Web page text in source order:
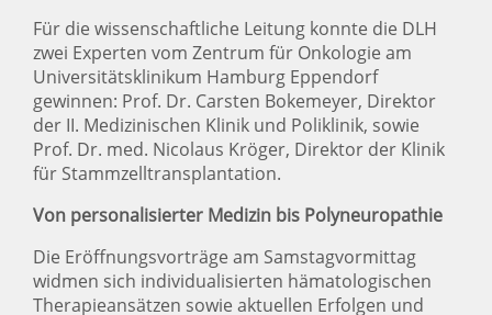
Für die wissenschaftliche Leitung konnte die DLH
zwei Experten vom Zentrum für Onkologie am
Universitätsklinikum Hamburg Eppendorf
gewinnen: Prof. Dr. Carsten Bokemeyer, Direktor
der II. Medizinischen Klinik und Poliklinik, sowie
Prof. Dr. med. Nicolaus Kröger, Direktor der Klinik
für Stammzelltransplantation.
Von personalisierter Medizin bis Polyneuropathie
Die Eröffnungsvorträge am Samstagvormittag
widmen sich individualisierten hämatologischen
Therapieansätzen sowie aktuellen Erfolgen und